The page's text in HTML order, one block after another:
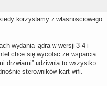
korzystamy z własnościowego
wydania jądra w wersji 3-4 i
chce się wycofać ze wsparcia
drzwiami” udziwnia to wszystko.
sterowników kart wifi.